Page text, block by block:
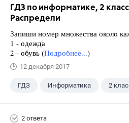
ГДЗ по информатике, 2
Распредели
Запиши номер множества около
1 - одежда
2 - обувь (Подробнее...)
12 декабря 2017
ГДЗ Информатика 2
2 ответа